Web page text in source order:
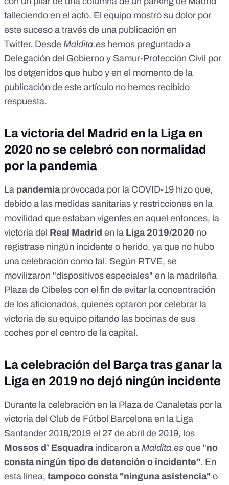
falleciendo en el acto. El equipo mostró su dolor por
este suceso a través de una publicación en
Twitter. Desde Maldita.es hemos preguntado a
Delegación del Gobierno y Samur-Protección Civil por
los detgenidos que hubo y en el momento de la
publicación de este artículo no hemos recibido
respuesta.
La victoria del Madrid en la Liga en
2020 no se celebró con normalidad
por la pandemia
La pandemiaprovocada por la COVID-19 hizo que,
debido a las medidas sanitarias y restricciones en la
movilidad que estaban vigentes en aquel entonces, la
victoria del Real Madrid en la Liga 2019/2020 no
registrase ningún incidente o herido, ya que no hubo
una celebración como tal. Según RTVE, se
movilizaron "dispositivos especiales" en la madrileña
Plaza de Cibeles con el fin de evitar la concentración
de los aficionados, quienes optaron por celebrar la
victoria de su equipo pitando las bocinas de sus
coches por el centro de la capital.
La celebración del Barça tras ganar la
Liga en 2019 no dejó ningún incidente
Durante la celebración en la Plaza de Canaletas por la
victoria del Club de Fútbol Barcelona en la Liga
Santander 2018/2019 el 27 de abril de 2019, los
Mossos d’ Esquadra indicaron a Maldita.es que "no
consta ningún tipo de detención o incidente". En
esta línea, tampoco consta "ninguna asistencia" o